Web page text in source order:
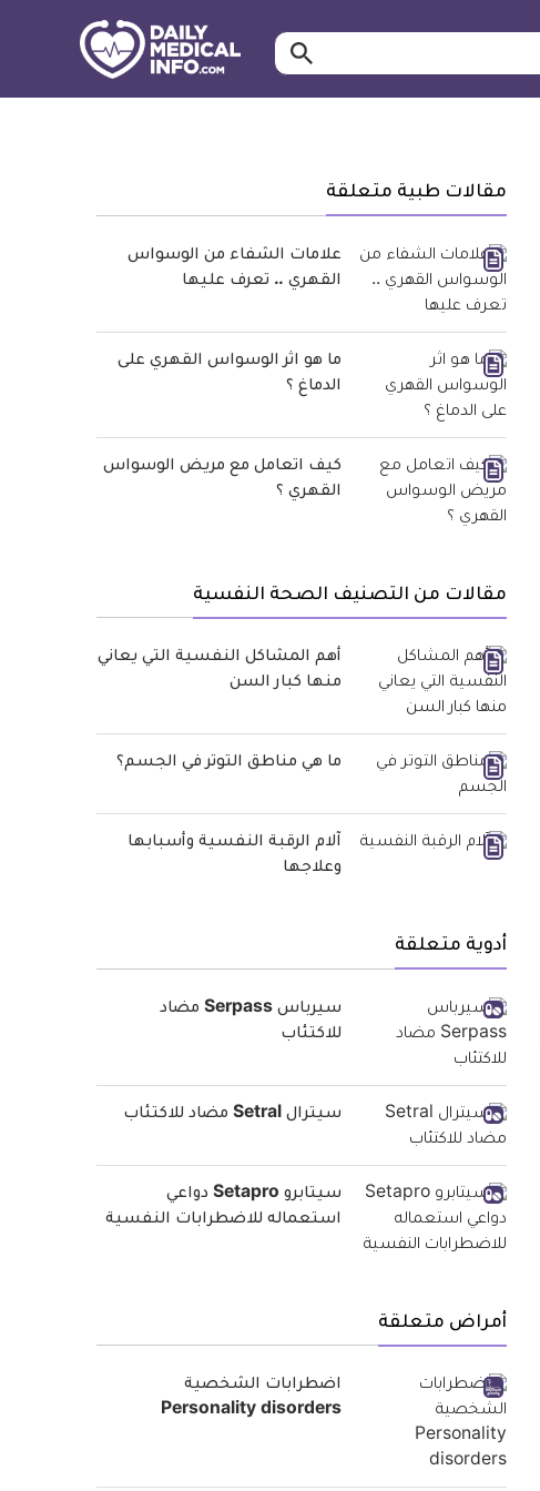
ابحث…
مقالات طبية متعلقة
علامات الشفاء من الوسواس
القهري .. تعرف عليها
ما هو اثر الوسواس القهري على
الدماغ ؟
كيف اتعامل مع مريض الوسواس
القهري ؟
مقالات من التصنيف الصحة النفسية
أهم المشاكل النفسية التي يعاني
منها كبار السن
ما هي مناطق التوتر في الجسم؟
آلام الرقبة النفسية وأسبابها
وعلاجها
أدوية متعلقة
سيرباس Serpass مضاد
للاكتئاب
سيترال Setral مضاد للاكتئاب
سيتابرو Setapro دواعي
استعماله للاضطرابات النفسية
أمراض متعلقة
اضطرابات الشخصية
Personality disorders